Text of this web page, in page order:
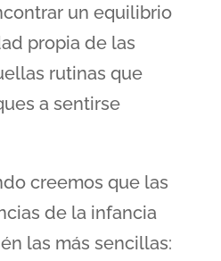
un equilibrio
propia de las
rutinas que
a sentirse
creemos que las
de la infancia
las más sencillas: